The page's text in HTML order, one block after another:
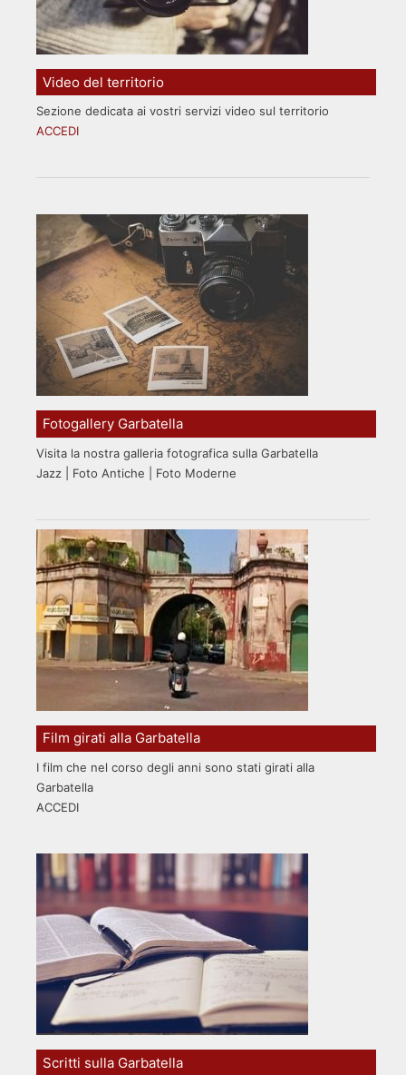
Video del territorio
Sezione dedicata ai vostri servizi video sul territorio
ACCEDI
Fotogallery Garbatella
Visita la nostra galleria fotografica sulla Garbatella
Jazz | Foto Antiche | Foto Moderne
Film girati alla Garbatella
I film che nel corso degli anni sono stati girati alla
Garbatella
ACCEDI
Scritti sulla Garbatella